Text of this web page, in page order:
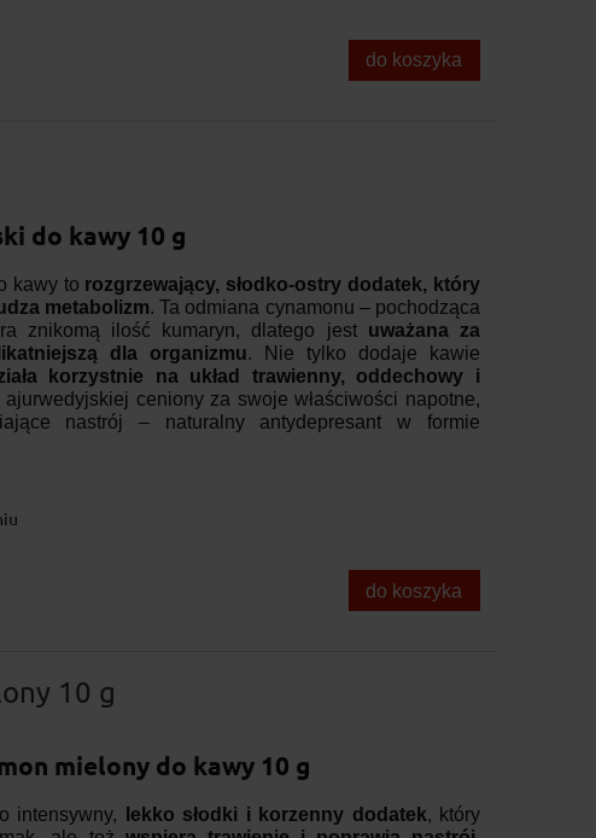
do koszyka
do kawy 10 g
kawy to rozgrzewający, słodko-ostry dodatek, który
metabolizm. Ta odmiana cynamonu – pochodząca
znikomą ilość kumaryn, dlatego jest uważana za
dla organizmu. Nie tylko dodaje kawie
korzystnie na układ trawienny, oddechowy i
ceniony za swoje właściwości napotne,
nastrój – naturalny antydepresant w formie
do koszyka
10 g
mielony do kawy 10 g
intensywny, lekko słodki i korzenny dodatek, który